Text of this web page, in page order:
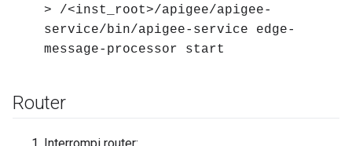
> /<inst_root>/apigee/apigee-
service/bin/apigee-service edge-
message-processor start
Router